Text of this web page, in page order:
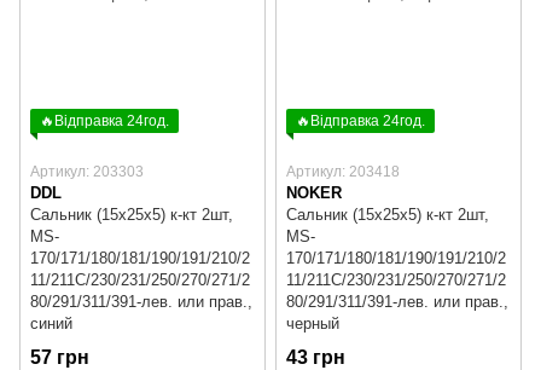
🔥Відправка 24год.
Артикул: 203303
DDL
Сальник (15x25x5) к-кт 2шт,
MS-
170/171/180/181/190/191/210/2
11/211C/230/231/250/270/271/2
80/291/311/391-лев. или прав.,
синий
57 грн
🔥Відправка 24год.
Артикул: 203418
NOKER
Сальник (15x25x5) к-кт 2шт,
MS-
170/171/180/181/190/191/210/2
11/211C/230/231/250/270/271/2
80/291/311/391-лев. или прав.,
черный
43 грн